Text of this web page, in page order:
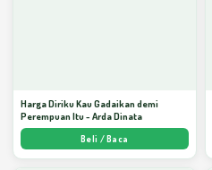
Harga Diriku Kau Gadaikan demi
Perempuan Itu - Arda Dinata
Beli / Baca